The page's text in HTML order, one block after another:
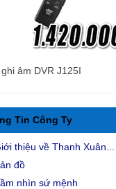
âm DVR J125I
Tin Công Ty
thiệu về Thanh Xuân...
đồ
nhìn sứ mệnh